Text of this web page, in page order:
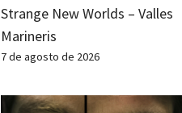
Strange New Worlds – Valles
Marineris
7 de agosto de 2026